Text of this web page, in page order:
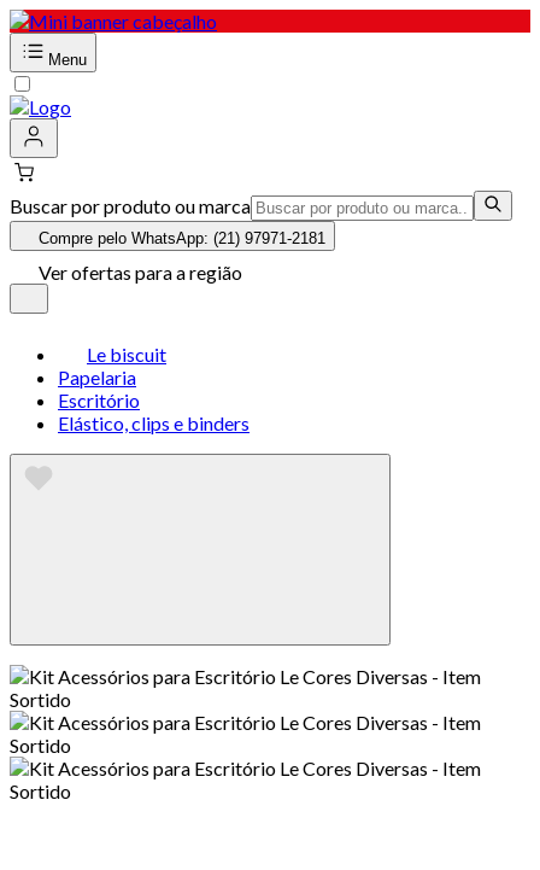
Menu
Buscar por produto ou marca
Compre pelo WhatsApp: (21) 97971-2181
Ver ofertas para a região
Le biscuit
Papelaria
Escritório
Elástico, clips e binders